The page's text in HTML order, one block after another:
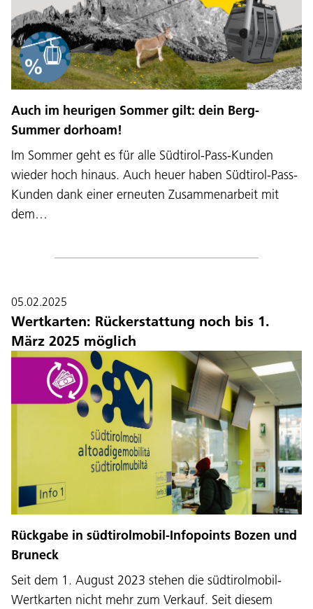
Auch im heurigen Sommer gilt: dein Berg-
Summer dorhoam!
Im Sommer geht es für alle Südtirol-Pass-Kunden
wieder hoch hinaus. Auch heuer haben Südtirol-Pass-
Kunden dank einer erneuten Zusammenarbeit mit
dem…
05.02.2025
Wertkarten: Rückerstattung noch bis 1.
März 2025 möglich
Rückgabe in südtirolmobil-Infopoints Bozen und
Bruneck
Seit dem 1. August 2023 stehen die südtirolmobil-
Wertkarten nicht mehr zum Verkauf. Seit diesem